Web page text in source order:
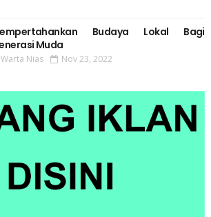
Budaya Lokal Bagi
Muda
Warta Nias Nov 23, 2022